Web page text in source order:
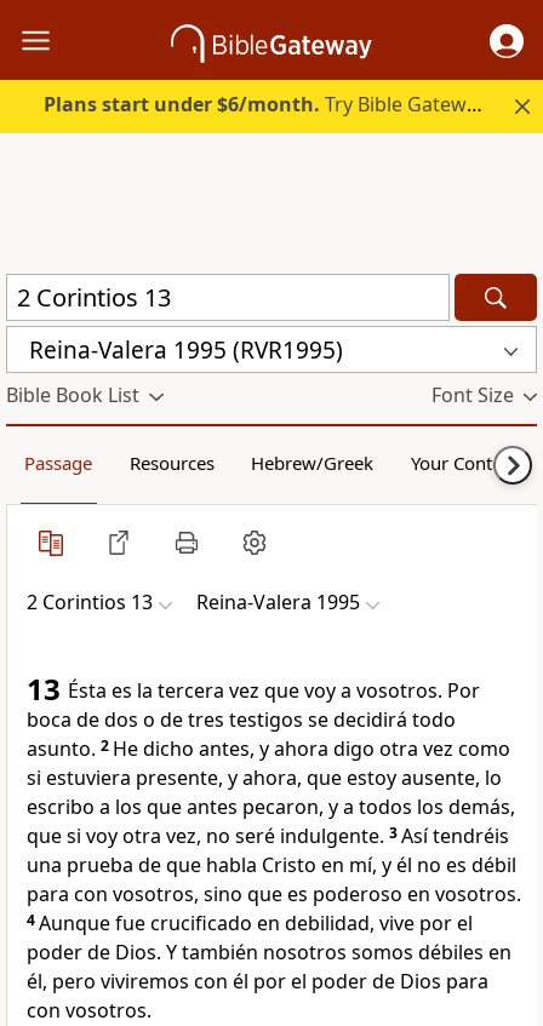
Plans start under $6/month. Try Bible Gateway Plus.
Reina-Valera 1995 (RVR1995)
Bible Book List Font Size
Passage Resources Hebrew/Greek Your Content
2 Corintios 13 Reina-Valera 1995
13 Ésta es la tercera vez que voy a vosotros. Por
boca de dos o de tres testigos se decidirá todo
asunto. 2 He dicho antes, y ahora digo otra vez como
si estuviera presente, y ahora, que estoy ausente, lo
escribo a los que antes pecaron, y a todos los demás,
que si voy otra vez, no seré indulgente. 3Así tendréis
una prueba de que habla Cristo en mí, y él no es débil
para con vosotros, sino que es poderoso en vosotros.
4Aunque fue crucificado en debilidad, vive por el
poder de Dios. Y también nosotros somos débiles en
él, pero viviremos con él por el poder de Dios para
con vosotros.